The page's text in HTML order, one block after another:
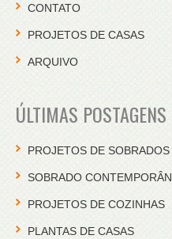
CONTATO
PROJETOS DE CASAS
ARQUIVO
ÚLTIMAS POSTAGENS
PROJETOS DE
SOBRADO
PROJETOS DE COZINHAS
PLANTAS DE CASAS